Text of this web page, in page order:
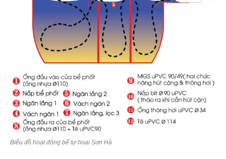
Biểu đồ hoạt động bể tự hoại Sơn Hà